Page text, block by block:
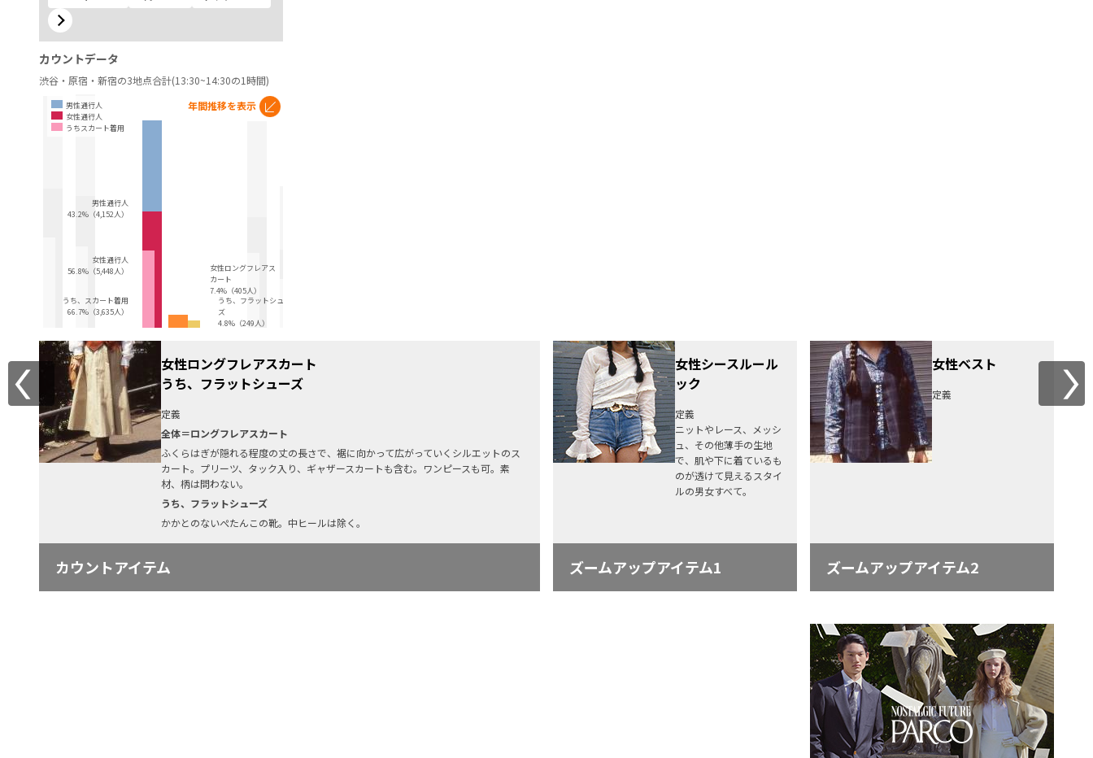
カウントデータ
渋谷・原宿・新宿の3地点合計(13:30~14:30の1時間)
男性通行人
女性通行人
うちスカート着用
年間推移を表示
男性通行人
43.2%（4,152人）
女性通行人
56.8%（5,448人）
うち、スカート着用
66.7%（3,635人）
女性ロングフレアス
カート
7.4%（405人）
うち、フラットシュー
ズ
4.8%（249人）
女性ロングフレアスカート
うち、フラットシューズ
定義
全体＝ロングフレアスカート
ふくらはぎが隠れる程度の丈の長さで、裾に向かって広がっていくシルエットのス
カート。プリーツ、タック入り、ギャザースカートも含む。ワンピースも可。素
材、柄は問わない。
うち、フラットシューズ
かかとのないぺたんこの靴。中ヒールは除く。
カウントアイテム
女性シースルール
ック
定義
ニットやレース、メッシ
ュ、その他薄手の生地
で、肌や下に着ているも
のが透けて見えるスタイ
ルの男女すべて。
ズームアップアイテム1
女性ベスト
定義
ズームアップアイテム2